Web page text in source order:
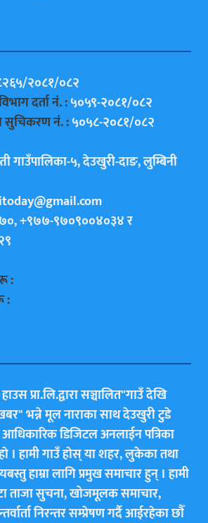
२०८१/०८२
दर्ता नं. :५०५९-२०८१/०८२
सुचिकरण नं. :५०५८-२०८१/०८२
गाउँपालिका-५, देउखुरी-दाङ, लुम्बिनी
+९७७-९७०९००४०३४ र
:
:
प्रा.लि.द्वारा सञ्चालित"गाउँ देखि
भन्ने मूल नाराका साथ देउखुरी टुडे
आधिकारिक डिजिटल अनलाईन पत्रिका
। हामी गाउँ हाेस् या शहर, लुकेका तथा
हाम्रा लागि प्रमुख समाचार हुन् । हामी
ताजा सुचना, खोजमूलक समाचार,
निरन्तर सम्प्रेषण गर्दै आईरहेका छाैँ